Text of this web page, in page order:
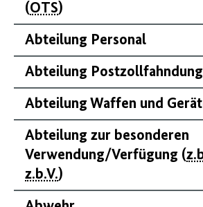
(OTS)
Abteilung Personal
Abteilung
Abteilung Waffen und
Abteilung zur besonderen
Verwendung/Verfügung (
z.b.V.)